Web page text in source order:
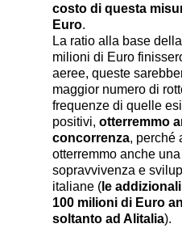
costo di questa
Euro.
La ratio alla base
milioni di Euro
aeree, queste
maggior numero di
frequenze di quelle
positivi, otterremmo
concorrenza, perché
otterremmo anche
sopravvivenza e
italiane ( le
100 milioni di Euro
soltanto ad Alitalia).